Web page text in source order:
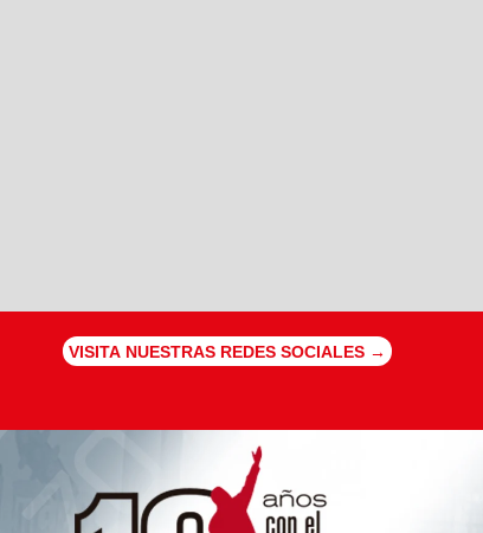
VISITA NUESTRAS REDES SOCIALES →